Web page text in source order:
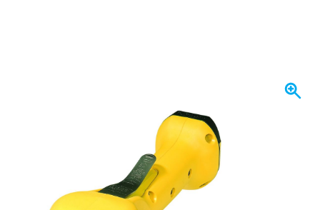
incl. BTW
In mijn winkelwagen